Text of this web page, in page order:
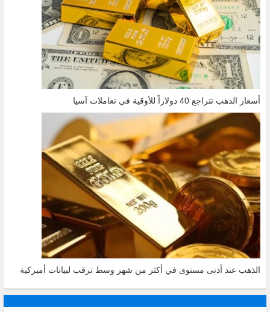
أسعار الذهب تتراجع 40 دولاراً للأوقية في تعاملات آسيا
الذهب عند أدنى مستوى في أكثر من شهر وسط ترقب لبيانات أميركية